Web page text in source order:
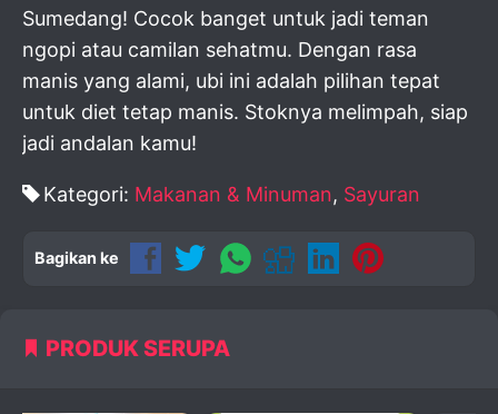
Sumedang! Cocok banget untuk jadi teman
ngopi atau camilan sehatmu. Dengan rasa
manis yang alami, ubi ini adalah pilihan tepat
untuk diet tetap manis. Stoknya melimpah, siap
jadi andalan kamu!
Kategori: Makanan & Minuman, Sayuran
Bagikan ke
PRODUK SERUPA